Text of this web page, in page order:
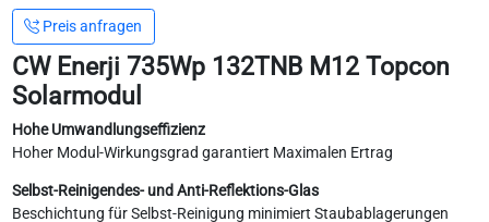
Preis anfragen
CW Enerji 735Wp 132TNB M12 Topcon
Solarmodul
Hohe Umwandlungseffizienz
Hoher Modul-Wirkungsgrad garantiert Maximalen Ertrag
Selbst-Reinigendes- und Anti-Reflektions-Glas
Beschichtung für Selbst-Reinigung minimiert Staubablagerungen